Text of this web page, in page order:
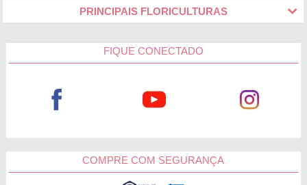
PRINCIPAIS FLORICULTURAS
FIQUE CONECTADO
COMPRE COM SEGURANÇA